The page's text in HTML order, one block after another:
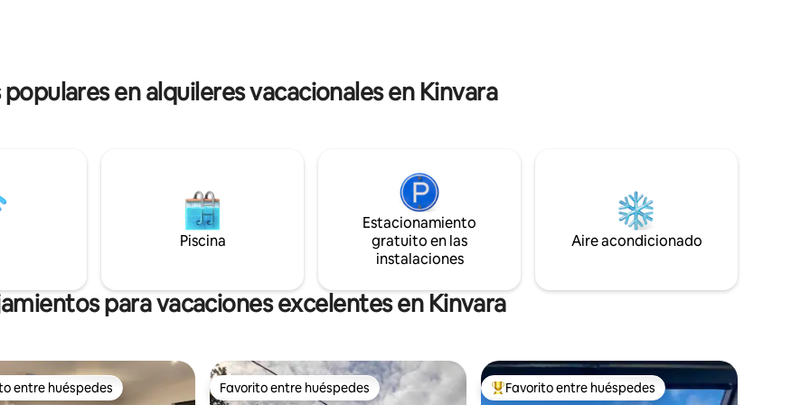
en alquileres vacacionales en Kinvara
Piscina
Estacionamiento
gratuito en las
instalaciones
Aire acondicionado
para vacaciones excelentes en Kinvara
huéspedes preferido
entre huéspedes Favorito entre huéspedes
Favorito entre huéspedes Favorito entre huéspedes preferido
Favorito entre huéspedes